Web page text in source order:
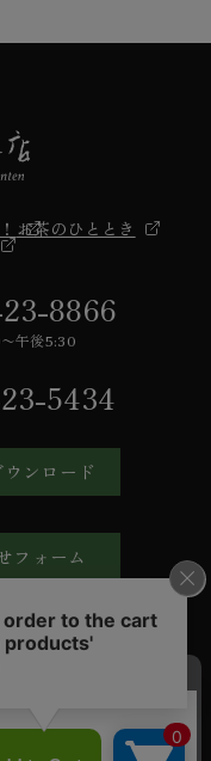
お茶のひととき
8866
午後5:30
5434
ンロード
フォーム
お問い合わせ